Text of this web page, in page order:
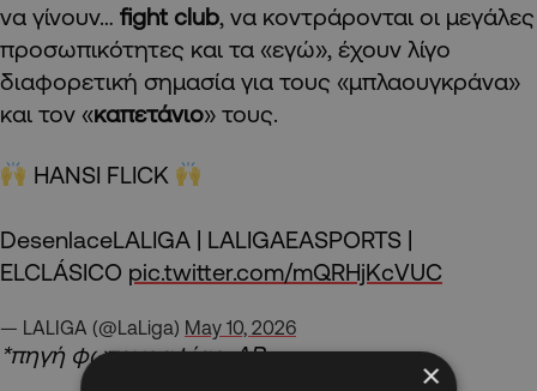
να γίνουν… fight club , να κοντράρονται οι μεγάλες
προσωπικότητες και τα «εγώ», έχουν λίγο
διαφορετική σημασία για τους «μπλαουγκράνα»
και τον «καπετάνιο» τους.
HANSI FLICK
DesenlaceLALIGA | LALIGAEASPORTS |
ELCLÁSICO pic.twitter.com/mQRHjKcVUC
— LALIGA (@LaLiga) May 10, 2026
*πηγή φωτογραφίας: AP
×